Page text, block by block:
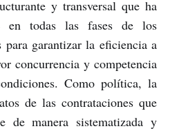
y transversal que ha
en todas las fases de los
para garantizar la eficiencia a
concurrencia y competencia
Como política, la
de las contrataciones que
de manera sistematizada y